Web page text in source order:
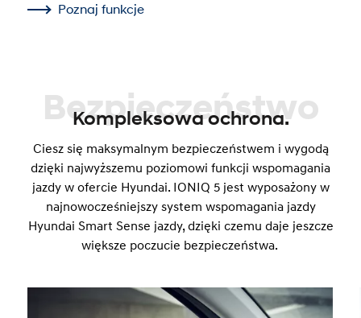
Poznaj funkcje
Bezpieczeństwo
Kompleksowa ochrona.
Ciesz się maksymalnym bezpieczeństwem i wygodą
dzięki najwyższemu poziomowi funkcji wspomagania
jazdy w ofercie Hyundai. IONIQ 5 jest wyposażony w
najnowocześniejszy system wspomagania jazdy
Hyundai Smart Sense jazdy, dzięki czemu daje jeszcze
większe poczucie bezpieczeństwa.